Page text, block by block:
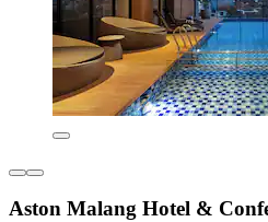
Aston Malang Hotel &